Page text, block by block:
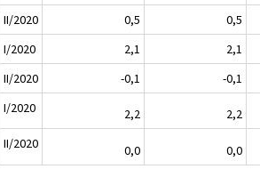
II/2020
0,5
0,5
I/2020 2,1
2,1
II/2020
-0,1
-0,1
I/2020 2,2
2,2
II/2020
0,0 0,0